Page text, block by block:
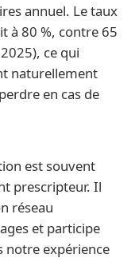
annuel. Le taux
à 80 %, contre 65
ce qui
naturellement
en cas de
est souvent
prescripteur. Il
réseau
et participe
notre expérience